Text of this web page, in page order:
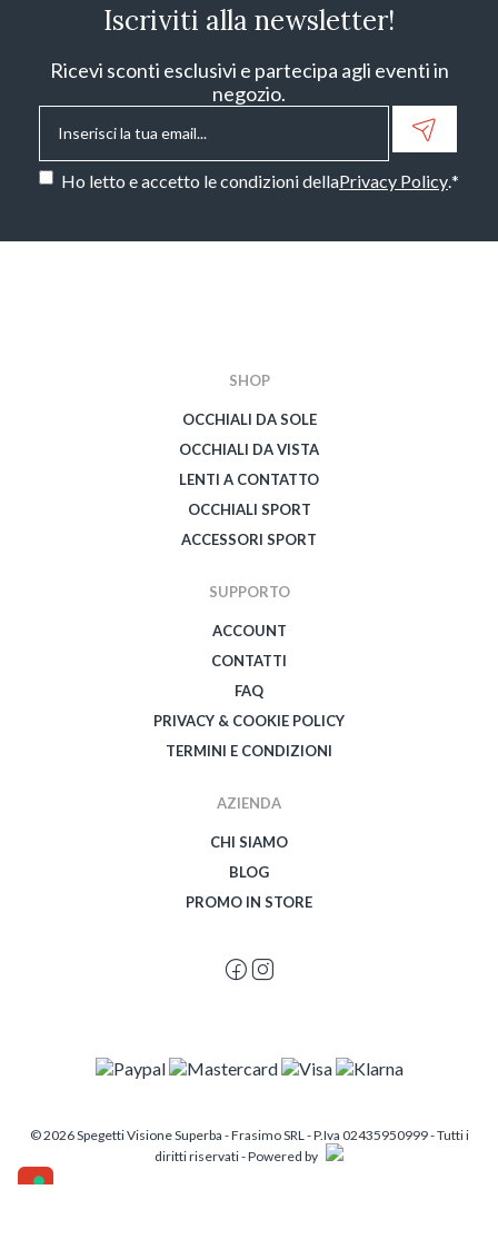
Iscriviti alla newsletter!
Ricevi sconti esclusivi e partecipa agli eventi in
negozio.
Email*
Consenso*
Ho letto e accetto le condizioni dellaPrivacy Policy.*
SHOP
OCCHIALI DA SOLE
OCCHIALI DA VISTA
LENTI A CONTATTO
OCCHIALI SPORT
ACCESSORI SPORT
SUPPORTO
ACCOUNT
CONTATTI
FAQ
PRIVACY & COOKIE POLICY
TERMINI E CONDIZIONI
AZIENDA
CHI SIAMO
BLOG
PROMO IN STORE
© 2026 Spegetti Visione Superba - Frasimo SRL - P.Iva 02435950999 - Tutti i
diritti riservati - Powered by